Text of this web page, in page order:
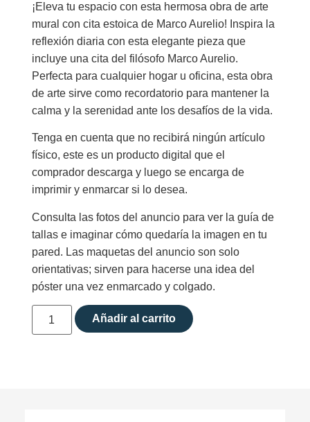
¡Eleva tu espacio con esta hermosa obra de arte
mural con cita estoica de Marco Aurelio! Inspira la
reflexión diaria con esta elegante pieza que
incluye una cita del filósofo Marco Aurelio.
Perfecta para cualquier hogar u oficina, esta obra
de arte sirve como recordatorio para mantener la
calma y la serenidad ante los desafíos de la vida.
Tenga en cuenta que no recibirá ningún artículo
físico, este es un producto digital que el
comprador descarga y luego se encarga de
imprimir y enmarcar si lo desea.
Consulta las fotos del anuncio para ver la guía de
tallas e imaginar cómo quedaría la imagen en tu
pared. Las maquetas del anuncio son solo
orientativas; sirven para hacerse una idea del
póster una vez enmarcado y colgado.
Añadir al carrito